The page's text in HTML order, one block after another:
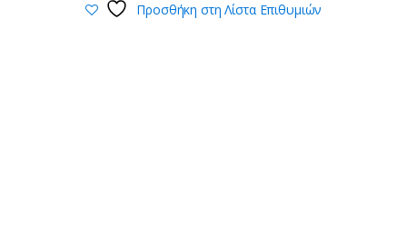
Προσθήκη στη Λίστα Επιθυμιών